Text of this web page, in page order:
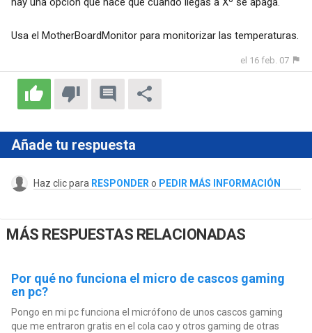
Usa el MotherBoardMonitor para monitorizar las temperaturas.
el 16 feb. 07
Añade tu respuesta
Haz clic para RESPONDER o PEDIR MÁS INFORMACIÓN
MÁS RESPUESTAS RELACIONADAS
Por qué no funciona el micro de cascos gaming
en pc?
Pongo en mi pc funciona el micrófono de unos cascos gaming
que me entraron gratis en el cola cao y otros gaming de otras